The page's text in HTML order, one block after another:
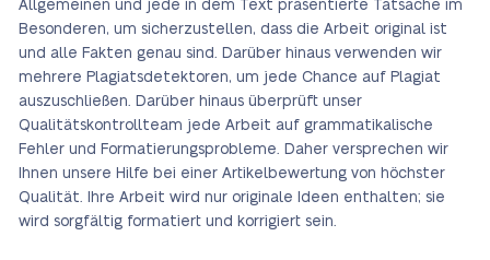
Allgemeinen und jede in dem Text präsentierte Tatsache im
Besonderen, um sicherzustellen, dass die Arbeit original ist
und alle Fakten genau sind. Darüber hinaus verwenden wir
mehrere Plagiatsdetektoren, um jede Chance auf Plagiat
auszuschließen. Darüber hinaus überprüft unser
Qualitätskontrollteam jede Arbeit auf grammatikalische
Fehler und Formatierungsprobleme. Daher versprechen wir
Ihnen unsere Hilfe bei einer Artikelbewertung von höchster
Qualität. Ihre Arbeit wird nur originale Ideen enthalten; sie
wird sorgfältig formatiert und korrigiert sein.